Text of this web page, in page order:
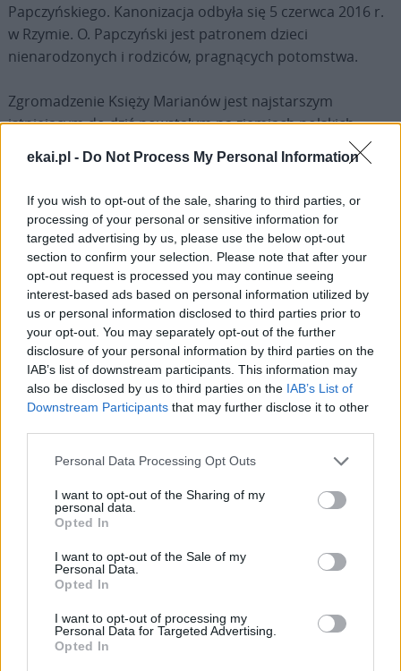
ekai.pl - Do Not Process My Personal Information
If you wish to opt-out of the sale, sharing to third parties, or
processing of your personal or sensitive information for
targeted advertising by us, please use the below opt-out
section to confirm your selection. Please note that after your
opt-out request is processed you may continue seeing
interest-based ads based on personal information utilized by
us or personal information disclosed to third parties prior to
your opt-out. You may separately opt-out of the further
disclosure of your personal information by third parties on the
IAB’s list of downstream participants. This information may
also be disclosed by us to third parties on the IAB’s List of
Downstream Participants that may further disclose it to other
Personal Data Processing Opt Outs
I want to opt-out of the Sharing of my
personal data.
Opted In
I want to opt-out of the Sale of my
Personal Data.
Opted In
I want to opt-out of processing my
Personal Data for Targeted Advertising.
Opted In
Papczyńskiego. Kanonizacja odbyła się 5 czerwca 2016 r.
w Rzymie. O. Papczyński jest patronem dzieci
nienarodzonych i rodziców, pragnących potomstwa.
Zgromadzenie Księży Marianów jest najstarszym
istniejącym do dziś powstałym na ziemiach polskich,
męskim zgromadzeniem zakonnym. Marianów spotkać
można w kilkunastu krajach świata, m.in. – Brazylii, USA,
od pracy parafialnej i misyjnej po posługi w sanktuariach.
Swoją posługę duszpasterską realizują zgodnie z
zawołaniem „Za Chrystusa i Kościół”.
Drogi Czytelniku,
cieszymy się, że odwiedzasz nasz portal. Jesteśmy
informacje z życia Kościoła w Polsce i na świecie.
Jednak bez Twojej pomocy sprostanie temu
zadaniu będzie coraz trudniejsze.
pośrednictwem serwisu Patronite.
Dzięki Tobie będziemy mogli realizować naszą
misję. Więcej informacji znajdziesz